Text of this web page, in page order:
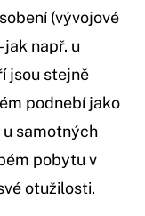
(vývojové
např. u
jsou stejně
podnebí jako
samotných
pobytu v
otužilosti.